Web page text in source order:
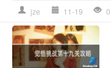
jze 11-19 0